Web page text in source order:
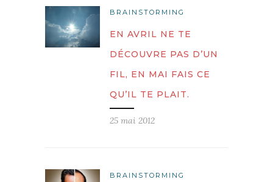
BRAINSTORMING
EN AVRIL NE TE
DÉCOUVRE PAS D’UN
FIL, EN MAI FAIS CE
QU’IL TE PLAIT.
25 mai 2012
BRAINSTORMING